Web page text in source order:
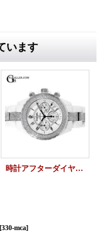
います
時計アフターダイヤ シャネル J12アフターダイヤ クロノ ベゼルダイヤ/ブレスダイヤ
[330-mca]